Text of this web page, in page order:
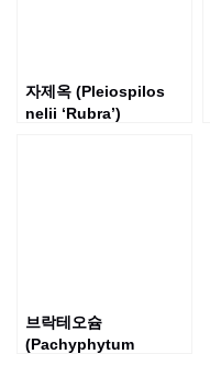
자제옥 (Pleiospilos
nelii ‘Rubra’)
브락테오슘
(Pachyphytum